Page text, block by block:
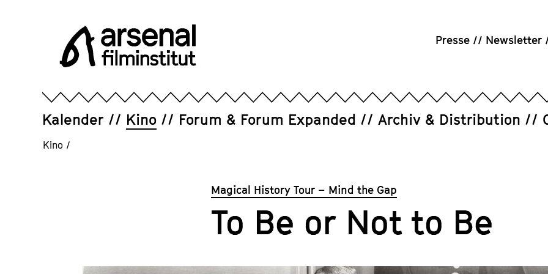
Filminstitut
Presse Newsletter
Kalender Kino Forum & Forum Expanded Archiv & Distribution
Kino /
Magical History Tour – Mind the Gap
To Be or Not to Be